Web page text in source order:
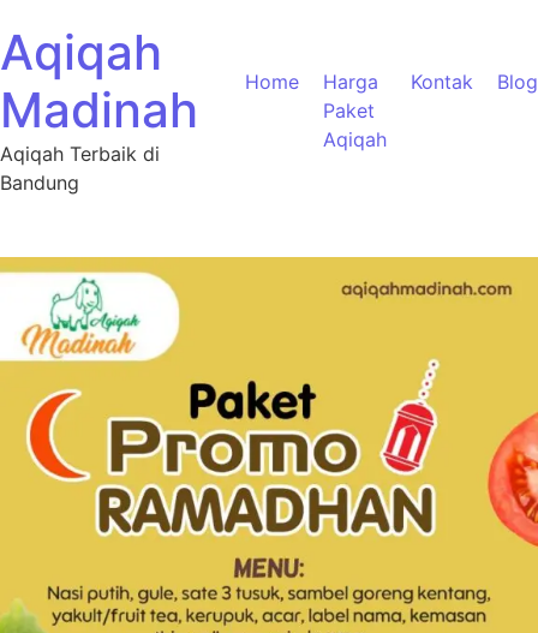
Aqiqah
Madinah
Aqiqah Terbaik di
Bandung
Home
Harga
Paket
Aqiqah
Kontak Blog